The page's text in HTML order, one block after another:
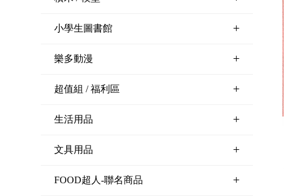
小學生圖書館 +
樂多動漫 +
超值組 / 福利區 +
生活用品 +
文具用品 +
FOOD超人-聯名商品 +